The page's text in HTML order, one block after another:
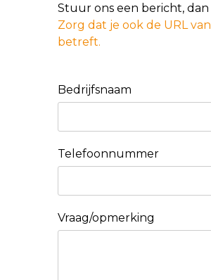
Stuur ons een bericht,
Zorg dat je ook de URL
betreft.
Bedrijfsnaam
Telefoonnummer
Vraag/opmerking